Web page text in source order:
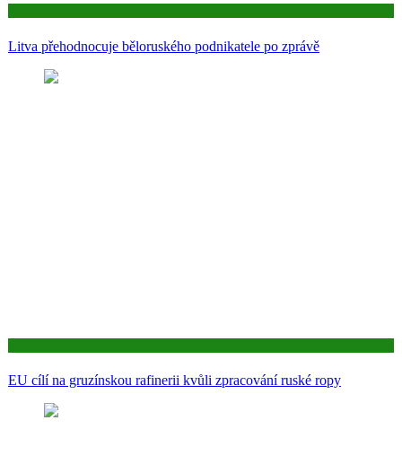
Litva přehodnocuje běloruského podnikatele po zprávě
EU cílí na gruzínskou rafinerii kvůli zpracování ruské ropy